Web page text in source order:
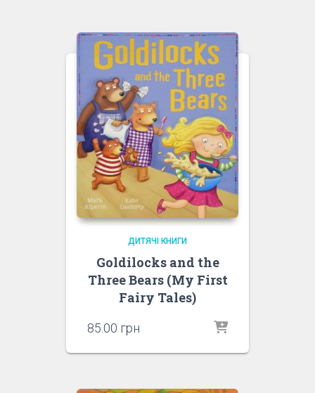
ДИТЯЧІ КНИГИ
Goldilocks and the
Three Bears (My First
Fairy Tales)
85.00 грн